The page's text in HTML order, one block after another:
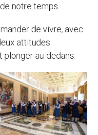
notre temps.
de vivre, avec
attitudes
au-dedans.